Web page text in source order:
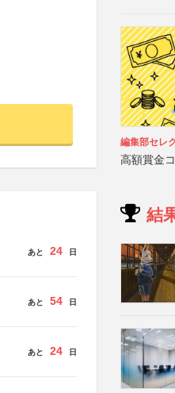
あと 24 日
あと 54 日
あと 24 日
編集部セレ
高額賞金
結